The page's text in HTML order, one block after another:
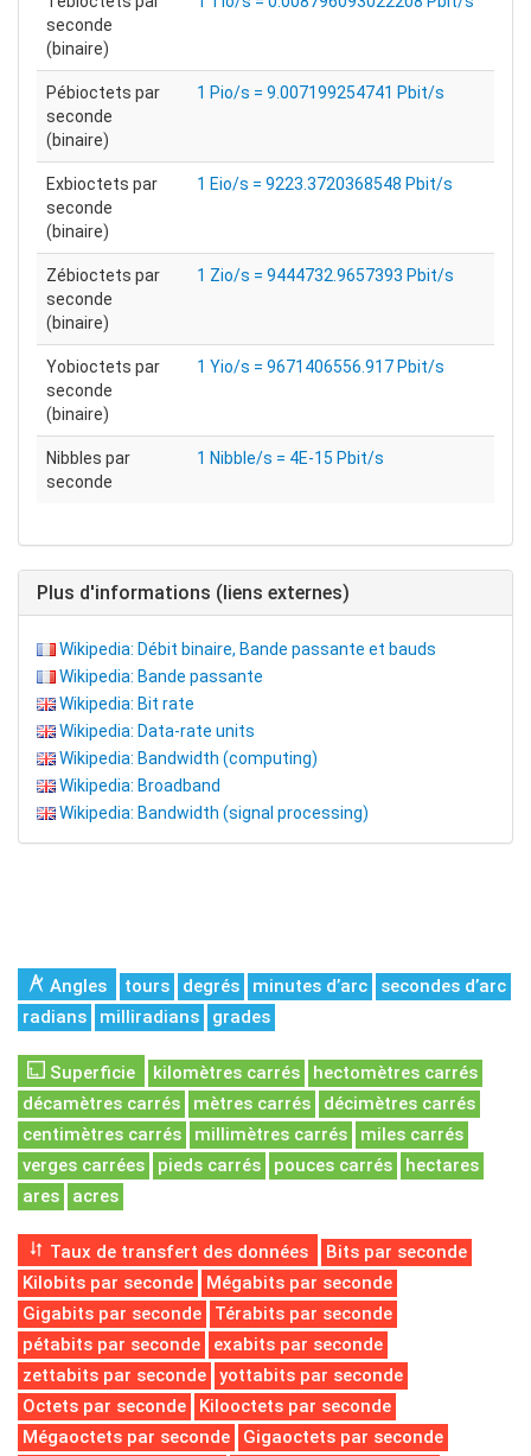
seconde
(binaire)
Pébioctets par
seconde
(binaire)
1 Pio/s = 9.007199254741 Pbit/s
Exbioctets par
seconde
(binaire)
1 Eio/s = 9223.3720368548 Pbit/s
Zébioctets par
seconde
(binaire)
1 Zio/s = 9444732.9657393 Pbit/s
Yobioctets par
seconde
(binaire)
1 Yio/s = 9671406556.917 Pbit/s
Nibbles par
seconde
1 Nibble/s = 4E-15 Pbit/s
Plus d'informations (liens externes)
Wikipedia: Débit binaire, Bande passante et bauds
Wikipedia: Bande passante
Wikipedia: Bit rate
Wikipedia: Data-rate units
Wikipedia: Bandwidth (computing)
Wikipedia: Broadband
Wikipedia: Bandwidth (signal processing)
Angles tours degrés minutes d’arc
secondes d’arc
radians
milliradians grades
Superficie kilomètres carrés
hectomètres carrés
décamètres carrés
mètres carrés
décimètres carrés
centimètres carrés
millimètres carrés
miles carrés
verges carrées
pieds carrés pouces carrés
hectares
ares
acres
Taux de transfert des données
Bits par seconde
Kilobits par seconde
Mégabits par seconde
Gigabits par seconde
Térabits par seconde
pétabits par seconde
exabits par seconde
zettabits par seconde
yottabits par seconde
Octets par seconde
Kilooctets par seconde
Mégaoctets par seconde
Gigaoctets par seconde